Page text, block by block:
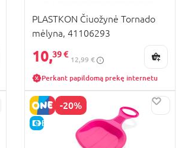
PLASTKON Čiuožynė Tornado
mėlyna, 41106293
10,39 €
12,99 €
Perkant papildomą prekę internetu
-20%
E-KAINA